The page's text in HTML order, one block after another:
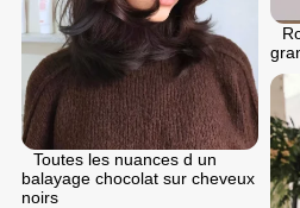
Toutes les nuances d un
balayage chocolat sur cheveux
noirs